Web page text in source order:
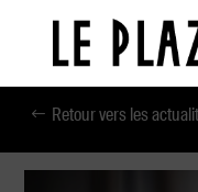
Retour vers les